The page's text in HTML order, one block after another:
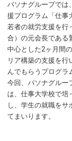
パソナグループでは
援プログラム「仕事
若者の就労支援を行
合）の元会長である
中心とした2ヶ月間
リア構築の支援を
んでもらうプログラ
今回、パソナグルー
は、仕事大学校で培
し、学生の就職をサ
てまいります。